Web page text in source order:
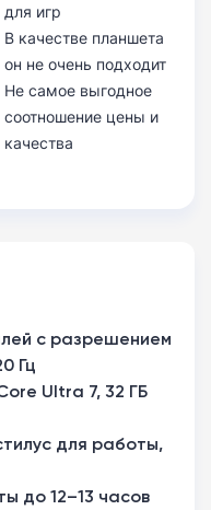
для игр
В качестве планшета
он не очень подходит
Не самое выгодное
соотношение цены и
качества
с разрешением
Гц
Ultra 7, 32 ГБ
для работы,
до 12–13 часов